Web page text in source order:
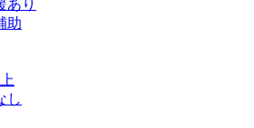
あり
助
し